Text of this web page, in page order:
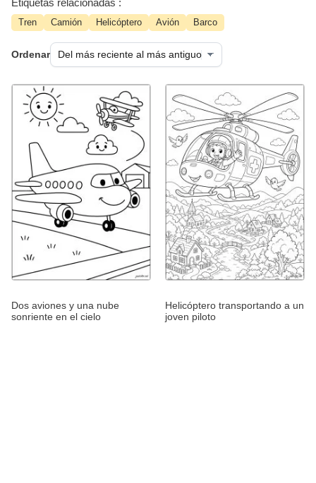
Etiquetas relacionadas :
Tren Camión Helicóptero Avión Barco
Ordenar
Dos aviones y una nube
sonriente en el cielo
Helicóptero transportando a un
joven piloto